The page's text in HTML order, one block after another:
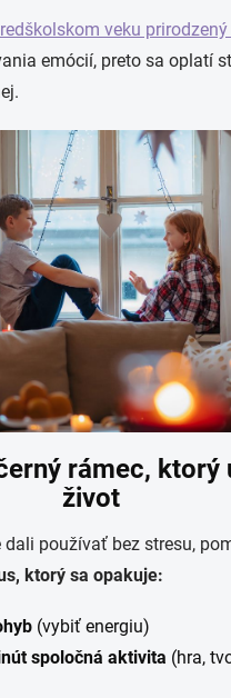
veku
emócií, preto sa oplatí
rámec, ktorý
život
používať bez stresu,
ktorý sa opakuje:
(vybiť energiu)
spoločná aktivita (hra,